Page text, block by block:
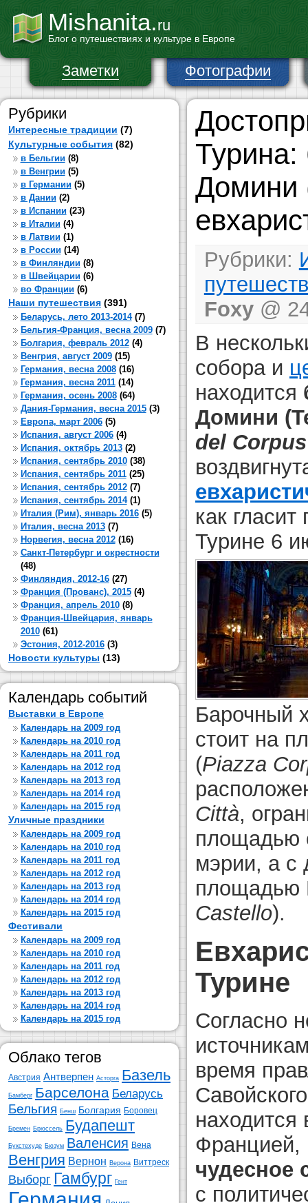
Mishanita.ru
Блог о путешествиях и культуре в Европе
Заметки Фотографии
Рубрики
Интересные традиции (7)
Культурные события (82)
в Бельгии(8)
в Венгрии(5)
в Германии(5)
в Дании(2)
в Испании(23)
в Италии(4)
в Латвии(1)
в России(14)
в Финляндии(8)
в Швейцарии(6)
во Франции(6)
Наши путешествия (391)
Беларусь, лето 2013-2014(7)
Бельгия-Франция, весна 2009(7)
Болгария, февраль 2012(4)
Венгрия, август 2009(15)
Германия, весна 2008(16)
Германия, весна 2011(14)
Германия, осень 2008(64)
Дания-Германия, весна 2015(3)
Европа, март 2006(5)
Испания, август 2006(4)
Испания, октябрь 2013(2)
Испания, сентябрь 2010(38)
Испания, сентябрь 2011(25)
Испания, сентябрь 2012(7)
Испания, сентябрь 2014(1)
Италия (Рим), январь 2016(5)
Италия, весна 2013(7)
Норвегия, весна 2012(16)
Санкт-Петербург и окрестности
(48)
Финляндия, 2012-16(27)
Франция (Прованс), 2015(4)
Франция, апрель 2010(8)
Франция-Швейцария, январь
2010(61)
Эстония, 2012-2016(3)
Новости культуры (13)
Календарь событий
Выставки в Европе
Календарь на 2009 год
Календарь на 2010 год
Календарь на 2011 год
Календарь на 2012 год
Календарь на 2013 год
Календарь на 2014 год
Календарь на 2015 год
Уличные праздники
Календарь на 2009 год
Календарь на 2010 год
Календарь на 2011 год
Календарь на 2012 год
Календарь на 2013 год
Календарь на 2014 год
Календарь на 2015 год
Фестивали
Календарь на 2009 год
Календарь на 2010 год
Календарь на 2011 год
Календарь на 2012 год
Календарь на 2013 год
Календарь на 2014 год
Календарь на 2015 год
Облако тегов
Австрия Антверпен Асторга Базель
Бамберг Барселона Беларусь
Бельгия Бенш Болгария Боровец
Бремен Брюссель Будапешт
Букстехуде Бюзум Валенсия Вена
Венгрия Вернон Верона Виттреск
Выборг Гамбург Гент
Турина:
Домини
Рубрики:
Foxy@
В
собора и
находится
Домини
del
как
Турине 6
Барочный
стоит на
(Piazza
Città,
площадью
мэрии, а с
площадью
Castello).
Турине
Согласно
время
находится
Францией,
чудесное
с